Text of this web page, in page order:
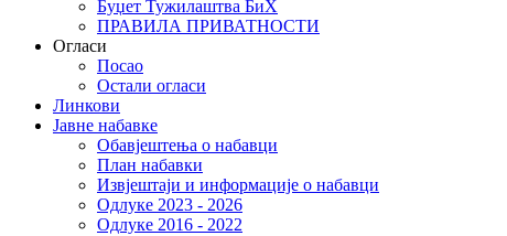
Буџет Тужилаштва БиХ
ПРАВИЛА ПРИВАТНОСТИ
Огласи
Посао
Остали огласи
Линкови
Јавне набавке
Обавјештења о набавци
План набавки
Извјештаји и информације о набавци
Одлуке 2023 - 2026
Одлуке 2016 - 2022